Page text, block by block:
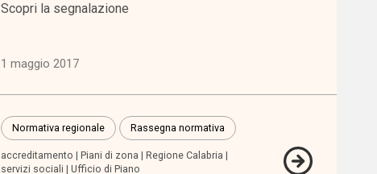
Scopri la segnalazione
1 maggio 2017
Normativa regionale Rassegna normativa
accreditamento Piani di zona
Regione Calabria
servizi sociali
Ufficio di Piano